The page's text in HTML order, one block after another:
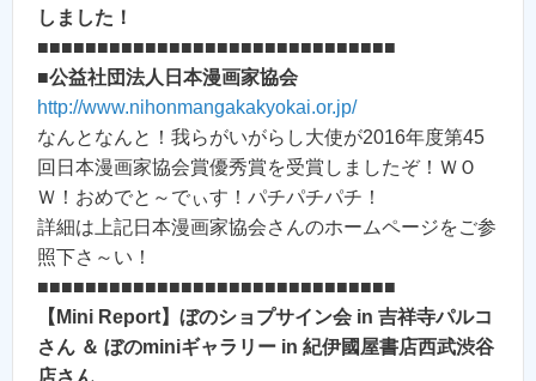
しました！
■■■■■■■■■■■■■■■■■■■■■■■■■■■■■■
■公益社団法人日本漫画家協会
http://www.nihonmangakakyokai.or.jp/
なんとなんと！我らがいがらし大使が2016年度第45
回日本漫画家協会賞優秀賞を受賞しましたぞ！ＷＯ
Ｗ！おめでと～でぃす！パチパチパチ！
詳細は上記日本漫画家協会さんのホームページをご参
照下さ～い！
■■■■■■■■■■■■■■■■■■■■■■■■■■■■■■
【Mini Report】ぼのショプサイン会 in 吉祥寺パルコ
さん ＆ ぼのminiギャラリー in 紀伊國屋書店西武渋谷